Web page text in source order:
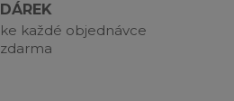
DÁREK
ke každé objednávce
zdarma